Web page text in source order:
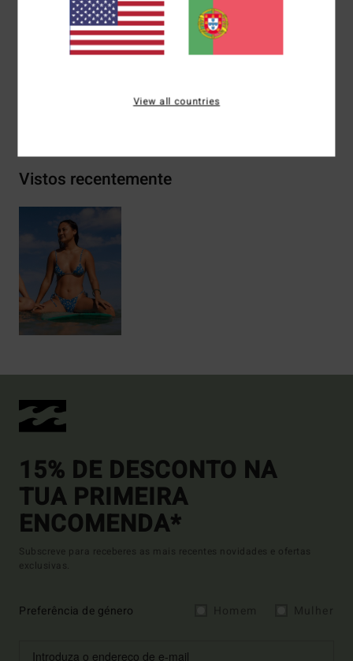
Marca:Logótipo bordado
Materiais78% Nylon Reciclado 22% Elastano
Vistos recentemente
15% DE DESCONTO NA
TUA PRIMEIRA
ENCOMENDA*
Subscreve para receberes as mais recentes novidades e ofertas
exclusivas.
Preferência de género
View all countries